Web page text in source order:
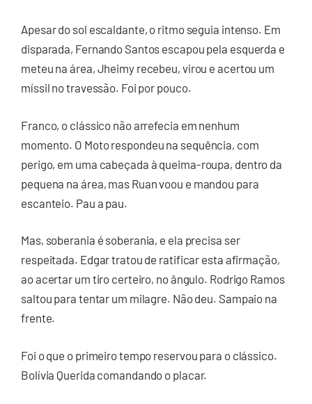
Apesar do sol escaldante, o ritmo seguia intenso. Em
disparada, Fernando Santos escapou pela esquerda e
meteu na área, Jheimy recebeu, virou e acertou um
míssil no travessão. Foi por pouco.
Franco, o clássico não arrefecia em nenhum
momento. O Moto respondeu na sequência, com
perigo, em uma cabeçada à queima-roupa, dentro da
pequena na área, mas Ruan voou e mandou para
escanteio. Pau a pau.
Mas, soberania é soberania, e ela precisa ser
respeitada. Edgar tratou de ratificar esta afirmação,
ao acertar um tiro certeiro, no ângulo. Rodrigo Ramos
saltou para tentar um milagre. Não deu. Sampaio na
frente.
Foi o que o primeiro tempo reservou para o clássico.
Bolívia Querida comandando o placar.